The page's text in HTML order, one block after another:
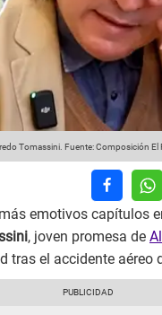
Tomassini. Fuente: Composición El
emotivos capítulos
, joven promesa de
tras el accidente aéreo